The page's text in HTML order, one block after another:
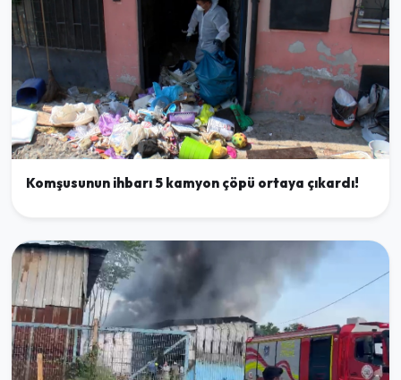
Komşusunun ihbarı 5 kamyon çöpü ortaya çıkardı!